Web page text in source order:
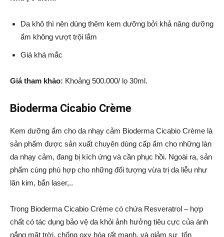
Da khô thì nên dùng thêm kem dưỡng bởi khả năng dưỡng
ẩm không vượt trội lắm
Giá khá mắc
Giá tham khảo: Khoảng 500.000/ lọ 30ml.
Bioderma Cicabio Crème
Kem dưỡng ẩm cho da nhạy cảm Bioderma Cicabio Crème là
sản phẩm được sản xuất chuyên dùng cấp ẩm cho những làn
da nhạy cảm, đang bị kích ứng và cần phục hồi. Ngoài ra, sản
phẩm cùng phù hợp cho những đối tượng vừa trị da liễu như
lăn kim, bắn laser,..
Trong Bioderma Cicabio Crème có chứa Resveratrol – hợp
chất có tác dụng bảo vệ da khỏi ảnh hưởng tiêu cực của ánh
nắng mặt trời, chống oxy hóa rất mạnh, và giảm sự tổn